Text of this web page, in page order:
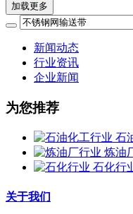
加载更多
新闻动态
行业资讯
企业新闻
为您推荐
石
炼油
石化行
关于我们